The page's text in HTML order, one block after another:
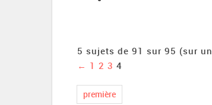
5 sujets de 91 sur 95 (sur
← 1 2 3 4
première